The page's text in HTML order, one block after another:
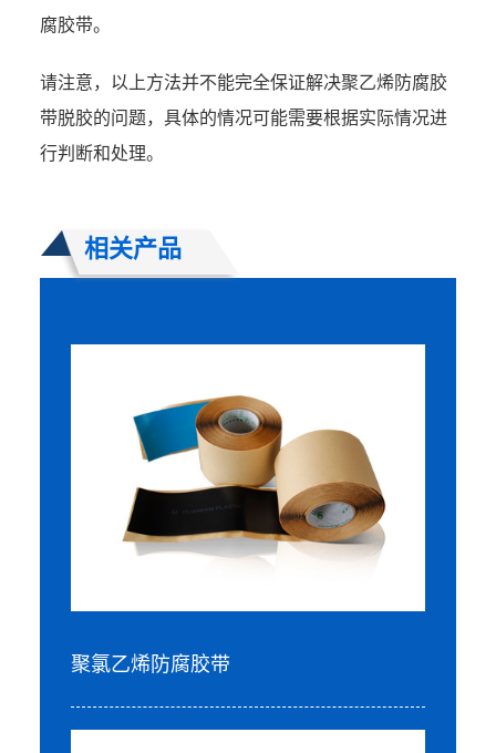
腐胶带。
请注意，以上方法并不能完全保证解决聚乙烯防腐胶
带脱胶的问题，具体的情况可能需要根据实际情况进
行判断和处理。
相关产品
聚氯乙烯防腐胶带